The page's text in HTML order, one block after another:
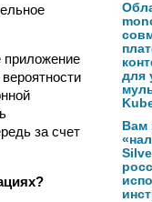
приложение
за счет
для
Вам